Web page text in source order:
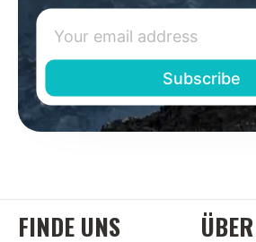
FINDE UNS